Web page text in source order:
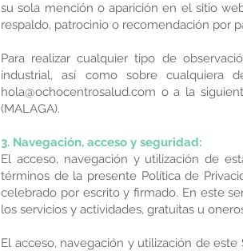
su sola mención o aparición en el sitio
respaldo, patrocinio o recomendación por
Para realizar cualquier tipo de
industrial, así como sobre
hola@ochocentrosalud.com o a la
(MALAGA).
3. Navegación, acceso y seguridad:
El acceso, navegación y utilización de
términos de la presente Política de
celebrado por escrito y firmado. En este
los servicios y actividades, gratuitas u
El acceso, navegación y utilización de